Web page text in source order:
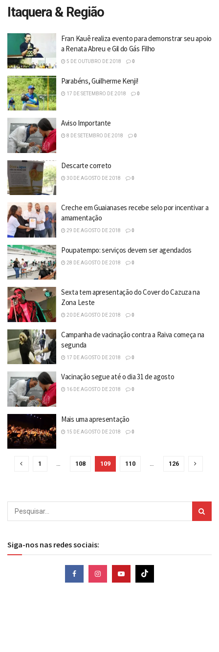
Itaquera & Região
Fran Kauê realiza evento para demonstrar seu apoio
a Renata Abreu e Gil do Gás Filho
5 DE OUTUBRO DE 2018 0
Parabéns, Guilherme Kenji!
17 DE SETEMBRO DE 2018 0
Aviso Importante
8 DE SETEMBRO DE 2018 0
Descarte correto
30 DE AGOSTO DE 2018 0
Creche em Guaianases recebe selo por incentivar a
amamentação
29 DE AGOSTO DE 2018 0
Poupatempo: serviços devem ser agendados
28 DE AGOSTO DE 2018 0
Sexta tem apresentação do Cover do Cazuza na
Zona Leste
20 DE AGOSTO DE 2018 0
Campanha de vacinação contra a Raiva começa na
segunda
17 DE AGOSTO DE 2018 0
Vacinação segue até o dia 31 de agosto
16 DE AGOSTO DE 2018 0
Mais uma apresentação
15 DE AGOSTO DE 2018 0
1 … 108 109 110 … 126
Siga-nos nas redes sociais: